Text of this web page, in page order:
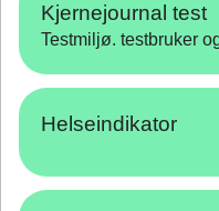
Kjernejournal test
Testmiljø. testbruker
Helseindikator